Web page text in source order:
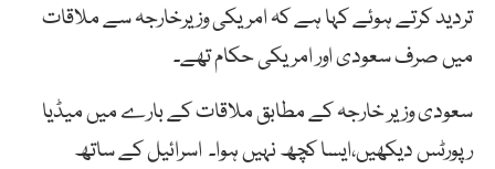
تردید کرتے ہوئے کہا ہے کہ امریکی وزیرخارجہ سے ملاقات
میں صرف سعودی اور امریکی حکام تھے۔
سعودی وزیر خارجہ کے مطابق ملاقات کے بارے میں میڈیا
رپورٹس دیکھیں،ایسا کچھ نہیں ہوا۔ اسرائیل کے ساتھ